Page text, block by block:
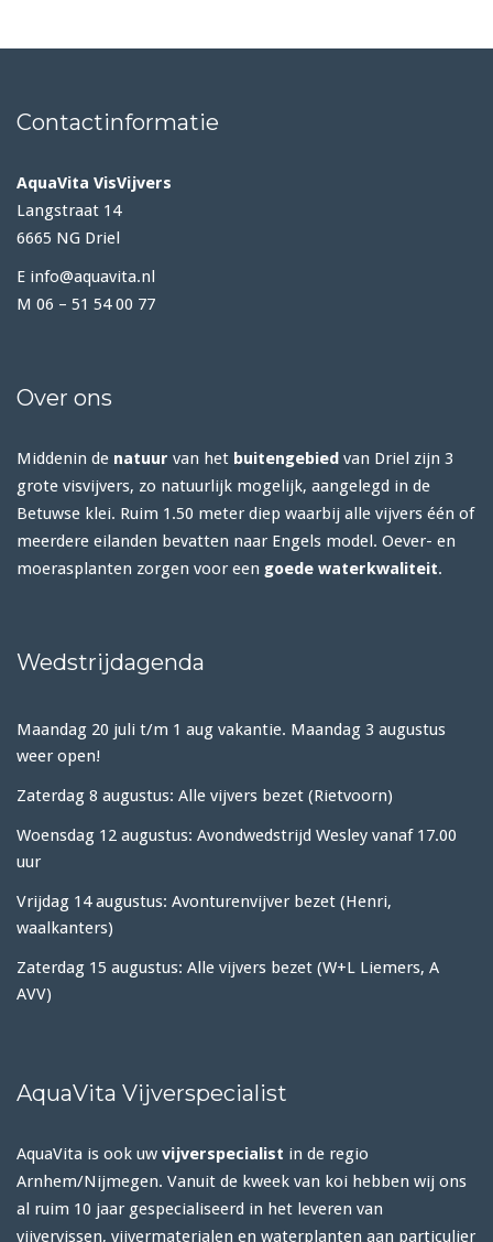
Contactinformatie
AquaVita VisVijvers
Langstraat 14
6665 NG Driel
E info@aquavita.nl
M 06 – 51 54 00 77
Over ons
Middenin de natuur van het buitengebied van Driel zijn 3
grote visvijvers, zo natuurlijk mogelijk, aangelegd in de
Betuwse klei. Ruim 1.50 meter diep waarbij alle vijvers één of
meerdere eilanden bevatten naar Engels model. Oever- en
moerasplanten zorgen voor een goede waterkwaliteit.
Wedstrijdagenda
Maandag 20 juli t/m 1 aug vakantie. Maandag 3 augustus
weer open!
Zaterdag 8 augustus: Alle vijvers bezet (Rietvoorn)
Woensdag 12 augustus: Avondwedstrijd Wesley vanaf 17.00
uur
Vrijdag 14 augustus: Avonturenvijver bezet (Henri,
waalkanters)
Zaterdag 15 augustus: Alle vijvers bezet (W+L Liemers, A
AVV)
AquaVita Vijverspecialist
AquaVita is ook uw vijverspecialist in de regio
Arnhem/Nijmegen. Vanuit de kweek van koi hebben wij ons
al ruim 10 jaar gespecialiseerd in het leveren van
vijvervissen, vijvermaterialen en waterplanten aan particulier